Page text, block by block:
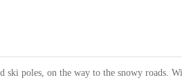
ski poles, on the way to the snowy roads.